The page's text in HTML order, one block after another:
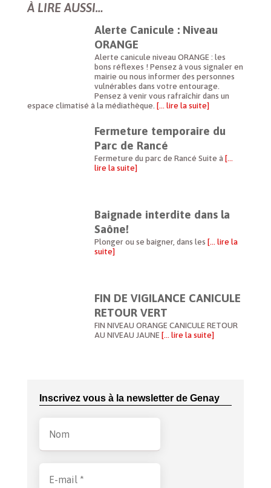
À LIRE AUSSI…
Alerte Canicule : Niveau
ORANGE
Alerte canicule niveau ORANGE : les
bons réflexes ! Pensez à vous signaler en
mairie ou nous informer des personnes
vulnérables dans votre entourage.
Pensez à venir vous rafraîchir dans un
espace climatisé à la médiathèque. [… lire la suite]
Fermeture temporaire du
Parc de Rancé
Fermeture du parc de Rancé Suite à[…
lire la suite]
Baignade interdite dans la
Saône!
Plonger ou se baigner, dans les[… lire la
suite]
FIN DE VIGILANCE CANICULE
RETOUR VERT
FIN NIVEAU ORANGE CANICULE RETOUR
AU NIVEAU JAUNE [… lire la suite]
Inscrivez vous à la newsletter de Genay